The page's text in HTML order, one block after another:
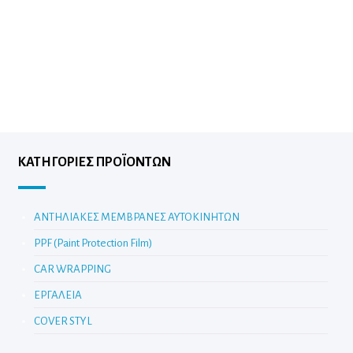
ΚΑΤΗΓΟΡΊΕΣ ΠΡΟΪΌΝΤΩΝ
ΑΝΤΗΛΙΑΚΕΣ ΜΕΜΒΡΑΝΕΣ ΑΥΤΟΚΙΝΗΤΩΝ
PPF (Paint Protection Film)
CAR WRAPPING
ΕΡΓΑΛΕΙΑ
COVER STYL